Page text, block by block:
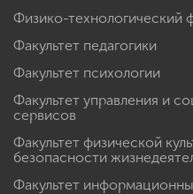
Физико-технологический
Факультет педагогики
Факультет психологии
Факультет управления и
сервисов
Факультет физической
безопасности
Факультет